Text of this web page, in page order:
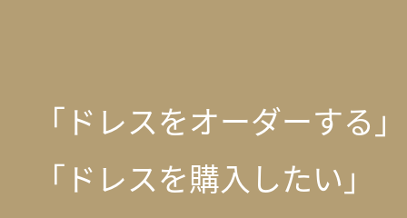
「ドレスをオーダーする」
「ドレスを購入したい」